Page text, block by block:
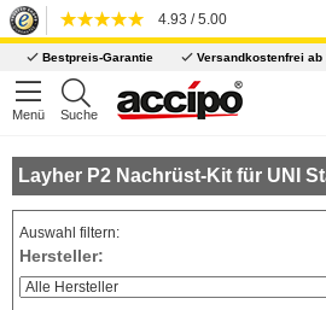
4.93 / 5.00
Bestpreis-Garantie Versandkostenfrei ab
Menü Suche
Layher P2 Nachrüst-Kit für UNI
Auswahl filtern:
Hersteller: